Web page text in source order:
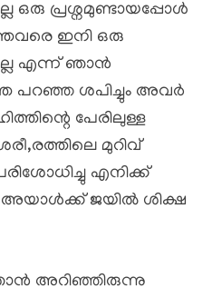
ഒരു പ്രശ്നമുണ്ടായപ്പോൾ
ഇനി ഒരു
എന്ന് ഞാൻ
പറഞ്ഞ ശപിച്ചും അവർ
പേരിലുള്ള
മുറിവ്
എനിക്ക്
ജയിൽ ശിക്ഷ
അറിഞ്ഞിരുന്നു